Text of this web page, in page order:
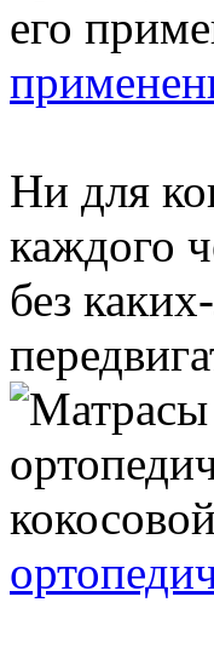
Ни для
каждого
без